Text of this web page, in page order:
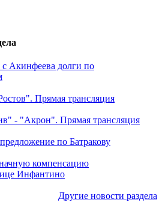
Акинфеева долги по
Прямая трансляция
- "Акрон". Прямая трансляция
по Батракову
компенсацию
Инфантино
Другие новости раздела